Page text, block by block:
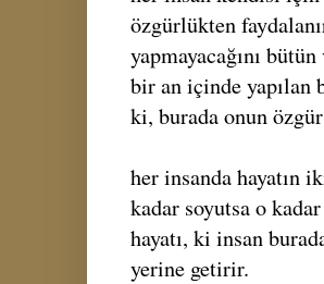
özgürlükten
yapmayacağını
bir an içinde yapılan
ki, burada onun
her insanda hayatın
kadar soyutsa o
hayatı, ki insan
yerine getirir.